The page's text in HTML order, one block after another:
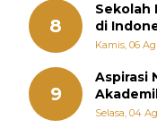
8
Sekolah
di
Kamis, 06
9
Aspirasi
Selasa, 04